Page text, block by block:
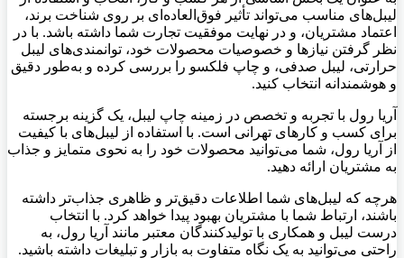
لیبل‌های مناسب می‌تواند تأثیر فوق‌العاده‌ای بر روی شناخت برند،
اعتماد مشتریان، و در نهایت موفقیت تجارت شما داشته باشد. با در
نظر گرفتن نیازها و خصوصیات محصولات خود، توانمندی‌های لیبل
حرارتی، لیبل صدفی، و چاپ فلکسو را بررسی کرده و به‌طور دقیق
و هوشمندانه انتخاب کنید.
آریا رول با تجربه و تخصص در زمینه چاپ لیبل، یک گزینه برجسته
برای کسب و کارهای تهرانی است. با استفاده از لیبل‌های با کیفیت
از آریا رول، شما می‌توانید محصولات خود را به نحوی متمایز و جذاب
به مشتریان ارائه دهید.
هرچه که لیبل‌های شما اطلاعات دقیق‌تر و ظاهری جذاب‌تر داشته
باشند، ارتباط شما با مشتریان بهبود پیدا خواهد کرد. با انتخاب
درست لیبل و همکاری با تولیدکنندگان معتبر مانند آریا رول، به
راحتی می‌توانید به یک نگاه متفاوت به بازار و تبلیغات داشته باشید.